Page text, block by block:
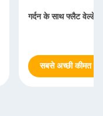
गर्दन के साथ फ्लैट वेल्डेड
सबसे अच्छी कीमत पाएं